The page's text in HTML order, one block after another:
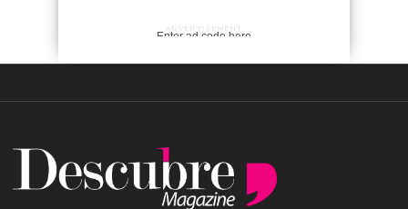
ADVERTISEMENT
Enter ad code here